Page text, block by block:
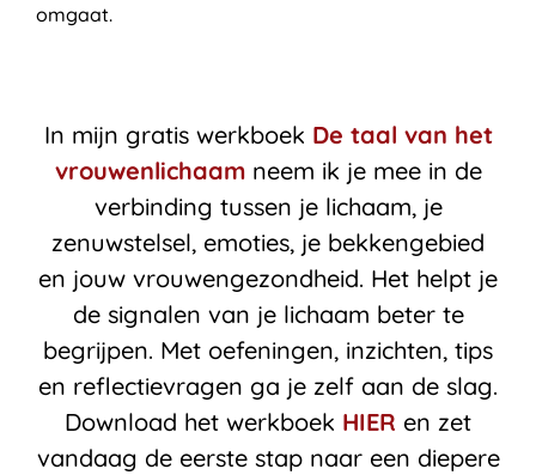
omgaat.
In mijn gratis werkboek De taal van het
vrouwenlichaamneem ik je mee in de
verbinding tussen je lichaam, je
zenuwstelsel, emoties, je bekkengebied
en jouw vrouwengezondheid. Het helpt je
de signalen van je lichaam beter te
begrijpen. Met oefeningen, inzichten, tips
en reflectievragen ga je zelf aan de slag.
Download het werkboek HIER en zet
vandaag de eerste stap naar een diepere